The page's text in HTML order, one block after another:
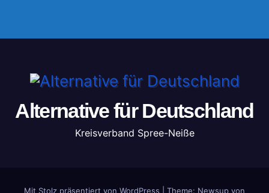
Alternative für Deutschland
Kreisverband Spree-Neiße
Mit Stolz präsentiert von WordPress Theme: Newsup von